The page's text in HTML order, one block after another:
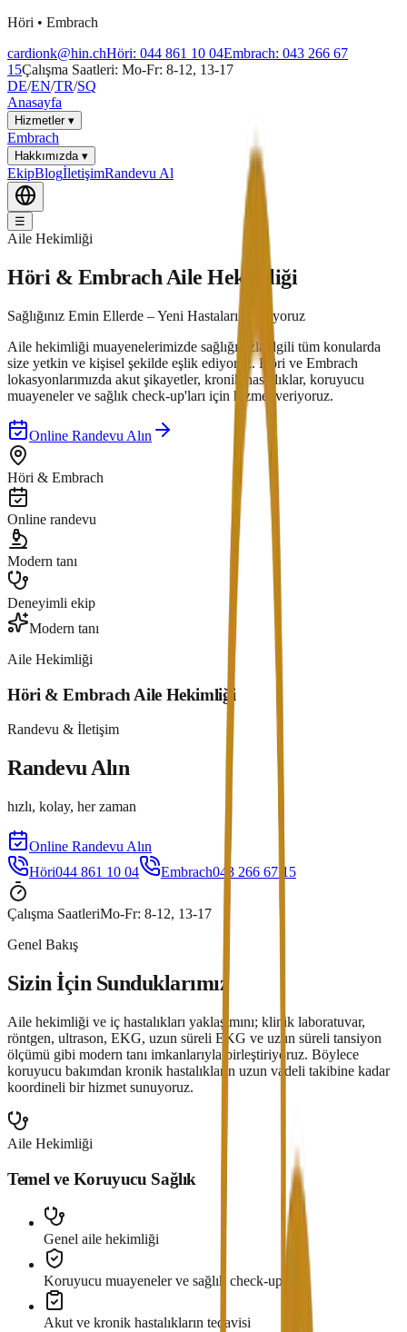
Höri • Embrach
cardionk@hin.chHöri: 044 861 10 04Embrach: 043 266 67
15Çalışma Saatleri: Mo-Fr: 8-12, 13-17
DE/EN/TR/SQ
Anasayfa
Hizmetler ▾
Embrach
Hakkımızda ▾
EkipBlogİletişimRandevu Al
☰
Aile Hekimliği
Höri & Embrach Aile Hekimliği
Sağlığınız Emin Ellerde – Yeni Hastaları Bekliyoruz
Aile hekimliği muayenelerimizde sağlığınızla ilgili tüm konularda
size yetkin ve kişisel şekilde eşlik ediyoruz. Höri ve Embrach
lokasyonlarımızda akut şikayetler, kronik hastalıklar, koruyucu
muayeneler ve sağlık check-up'ları için hizmet veriyoruz.
Online Randevu Alın
Höri & Embrach
Online randevu
Modern tanı
Deneyimli ekip
Modern tanı
Aile Hekimliği
Höri & Embrach Aile Hekimliği
Randevu & İletişim
Randevu Alın
hızlı, kolay, her zaman
Online Randevu Alın
Höri044 861 10 04 Embrach043 266 67 15
Çalışma SaatleriMo-Fr: 8-12, 13-17
Genel Bakış
Sizin İçin Sunduklarımız
Aile hekimliği ve iç hastalıkları yaklaşımını; klinik laboratuvar,
röntgen, ultrason, EKG, uzun süreli EKG ve uzun süreli tansiyon
ölçümü gibi modern tanı imkanlarıyla birleştiriyoruz. Böylece
koruyucu bakımdan kronik hastalıkların uzun vadeli takibine kadar
koordineli bir hizmet sunuyoruz.
Aile Hekimliği
Temel ve Koruyucu Sağlık
Genel aile hekimliği
Koruyucu muayeneler ve sağlık check-up'ları
Akut ve kronik hastalıkların tedavisi